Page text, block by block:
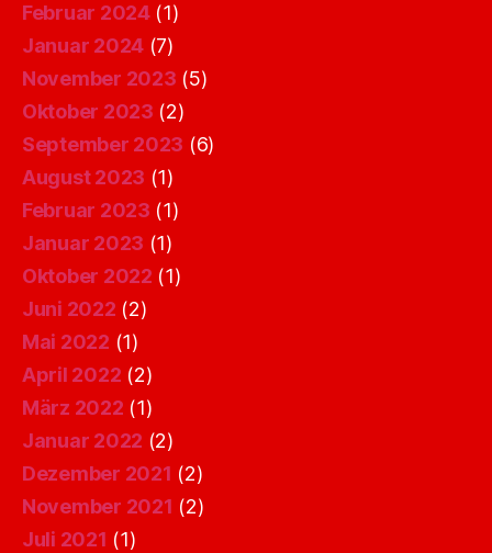
Februar 2024(1)
Januar 2024 (7)
November 2023 (5)
Oktober 2023 (2)
September 2023 (6)
August 2023 (1)
Februar 2023 (1)
Januar 2023 (1)
Oktober 2022 (1)
Juni 2022 (2)
Mai 2022 (1)
April 2022 (2)
März 2022 (1)
Januar 2022 (2)
Dezember 2021 (2)
November 2021 (2)
Juli 2021 (1)